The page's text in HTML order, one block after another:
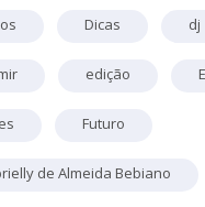
Dicas dj
edição
Futuro
de Almeida Bebiano